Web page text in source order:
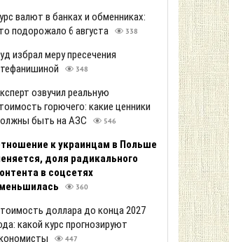
валют в банках и обменниках:
подорожало 6 августа
338
избрал меру пресечения
348
озвучил реальную
горючего: какие ценники
быть на АЗС
546
к украинцам в Польше
доля радикального
в соцсетях
360
доллара до конца 2027
какой курс прогнозируют
447